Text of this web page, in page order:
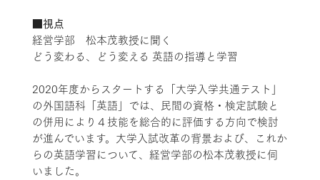
■視点
経営学部 松本茂教授に聞く
どう変わる、どう変える 英語の指導と学習
2020年度からスタートする「大学入学共通テスト」
の外国語科「英語」では、民間の資格・検定試験と
の併用により４技能を総合的に評価する方向で検討
が進んでいます。大学入試改革の背景および、これか
らの英語学習について、経営学部の松本茂教授に伺
いました。